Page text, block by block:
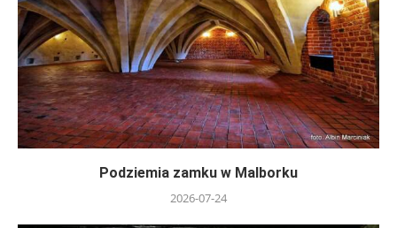
Podziemia zamku w Malborku
2026-07-24